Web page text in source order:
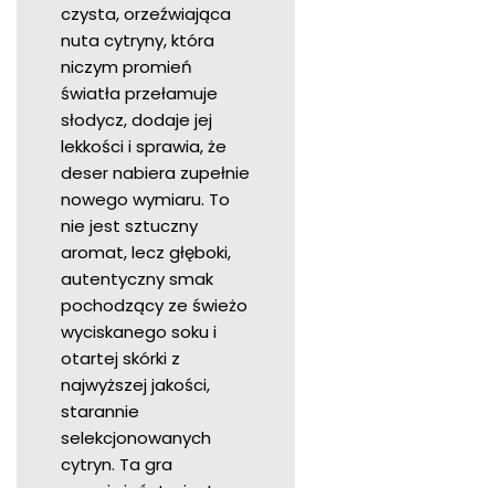
czysta, orzeźwiająca
nuta cytryny, która
niczym promień
światła przełamuje
słodycz, dodaje jej
lekkości i sprawia, że
deser nabiera zupełnie
nowego wymiaru. To
nie jest sztuczny
aromat, lecz głęboki,
autentyczny smak
pochodzący ze świeżo
wyciskanego soku i
otartej skórki z
najwyższej jakości,
starannie
selekcjonowanych
cytryn. Ta gra